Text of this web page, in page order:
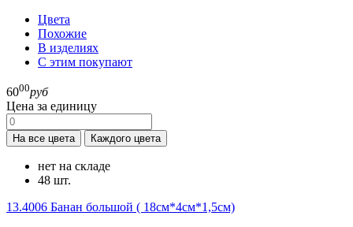
Цвета
Похожие
В изделиях
С этим покупают
6000руб
Цена за единицу
На все цвета Каждого цвета
нет на складе
48 шт.
13.4006 Банан большой ( 18см*4см*1,5см)